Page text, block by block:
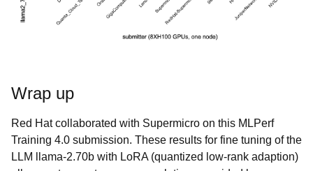
Wrap up
Red Hat collaborated with Supermicro on this MLPerf
Training 4.0 submission. These results for fine tuning of the
LLM llama-2.70b with LoRA (quantized low-rank adaption)